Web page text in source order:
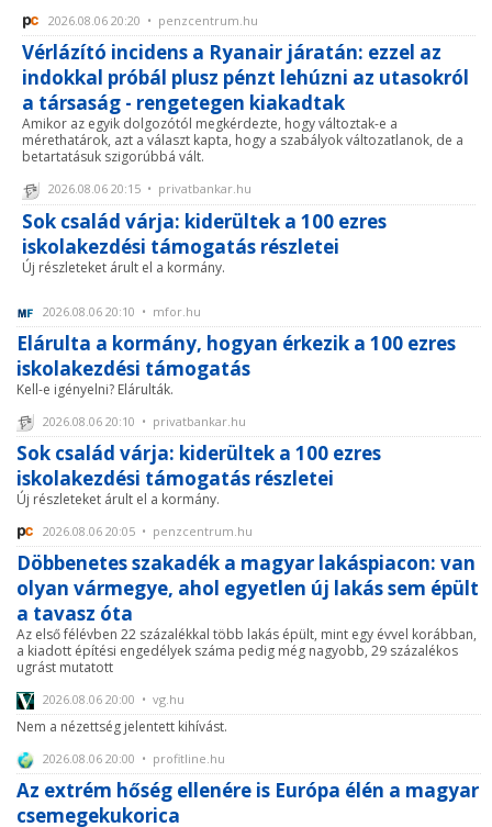
2026.08.06 20:20 • penzcentrum.hu
Vérlázító incidens a Ryanair járatán: ezzel az
indokkal próbál plusz pénzt lehúzni az utasokról
a társaság - rengetegen kiakadtak
Amikor az egyik dolgozótól megkérdezte, hogy változtak-e a
mérethatárok, azt a választ kapta, hogy a szabályok változatlanok, de a
betartatásuk szigorúbbá vált.
2026.08.06 20:15 • privatbankar.hu
Sok család várja: kiderültek a 100 ezres
iskolakezdési támogatás részletei
Új részleteket árult el a kormány.
2026.08.06 20:10 • mfor.hu
Elárulta a kormány, hogyan érkezik a 100 ezres
iskolakezdési támogatás
Kell-e igényelni? Elárulták.
2026.08.06 20:10 • privatbankar.hu
Sok család várja: kiderültek a 100 ezres
iskolakezdési támogatás részletei
Új részleteket árult el a kormány.
2026.08.06 20:05 • penzcentrum.hu
Döbbenetes szakadék a magyar lakáspiacon: van
olyan vármegye, ahol egyetlen új lakás sem épült
a tavasz óta
Az első félévben 22 százalékkal több lakás épült, mint egy évvel korábban,
a kiadott építési engedélyek száma pedig még nagyobb, 29 százalékos
ugrást mutatott
2026.08.06 20:00 • vg.hu
Nem a nézettség jelentett kihívást.
2026.08.06 20:00 • profitline.hu
Az extrém hőség ellenére is Európa élén a magyar
csemegekukorica